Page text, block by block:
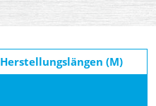
Herstellungslängen (M)